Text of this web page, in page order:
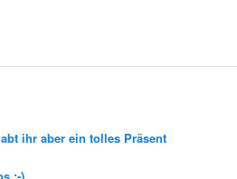
ihr aber ein tolles Präsent